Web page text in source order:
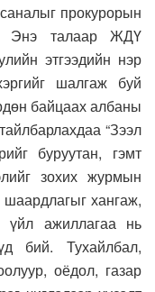
прокурорын
Энэ талаар ЖДҮ
этгээдийн нэр
шалгаж буй
байцаах албаны
“Зээл
буруутан, гэмт
зохих журмын
хангаж,
үйл ажиллагаа нь
бий. Тухайлбал,
оёдол, газар